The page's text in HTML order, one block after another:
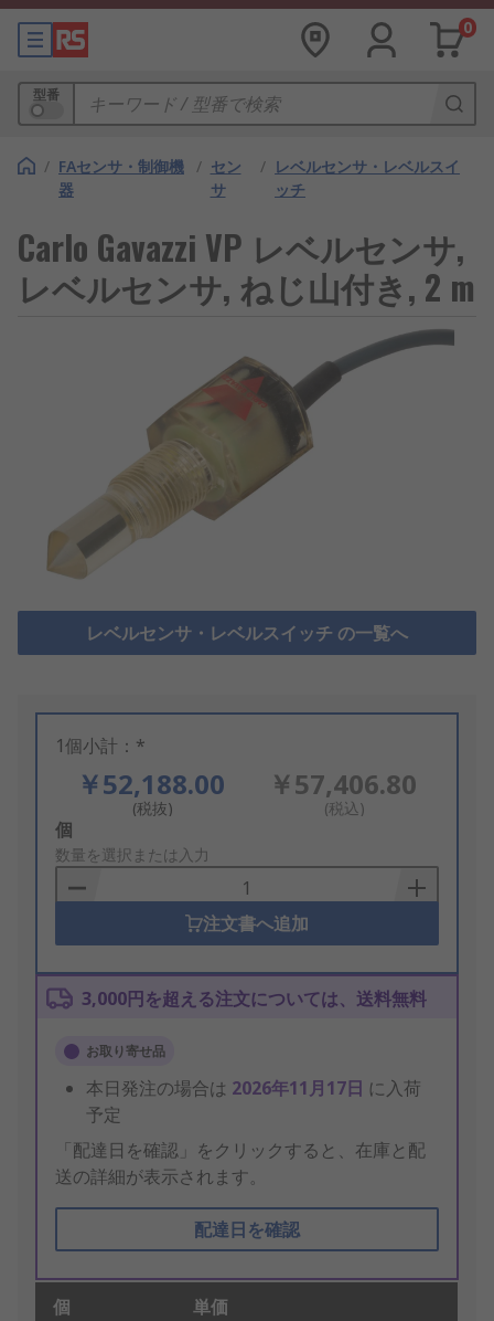
0
型番
/ FAセンサ・制御機
器
/ セン
サ
/ レベルセンサ・レベルスイ
ッチ
Carlo Gavazzi VP レベルセンサ,
レベルセンサ, ねじ山付き, 2 m
レベルセンサ・レベルスイッチ の一覧へ
1個小計：*
￥52,188.00
(税抜)
￥57,406.80
(税込)
Add
to
Basket
個
数量を選択または入力
注文書へ追加
3,000円を超える注文については、送料無料
お取り寄せ品
本日発注の場合は 2026年11月17日 に入荷
予定
「配達日を確認」をクリックすると、在庫と配
送の詳細が表示されます。
配達日を確認
個 単価